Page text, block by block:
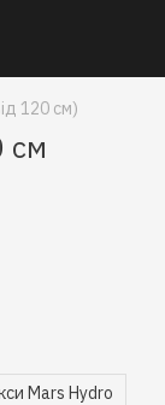
120 см)
см
Mars Hydro